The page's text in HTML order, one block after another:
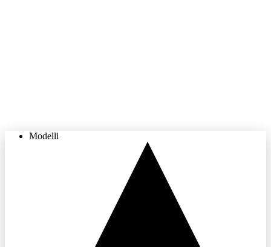
Modelli